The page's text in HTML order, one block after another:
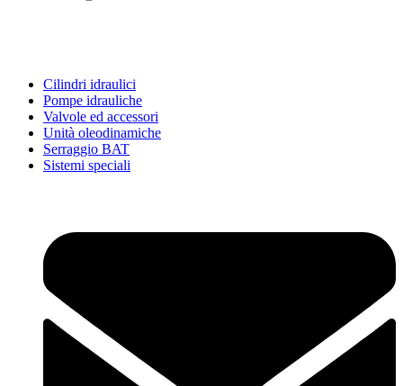
Cilindri idraulici
Pompe idrauliche
Valvole ed accessori
Unità oleodinamiche
Serraggio BAT
Sistemi speciali